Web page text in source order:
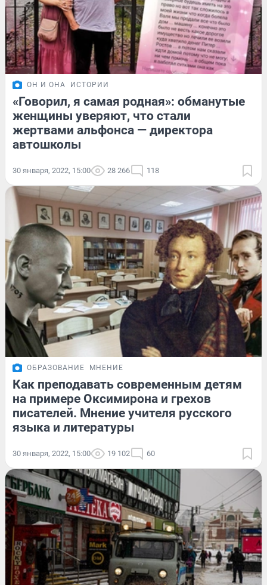
ОН И ОНА ИСТОРИИ
«Говорил, я самая родная»: обманутые
женщины уверяют, что стали
жертвами альфонса — директора
автошколы
30 января, 2022, 15:00 28 266 118
ОБРАЗОВАНИЕ МНЕНИЕ
Как преподавать современным детям
на примере Оксимирона и грехов
писателей. Мнение учителя русского
языка и литературы
30 января, 2022, 15:00 19 102 60